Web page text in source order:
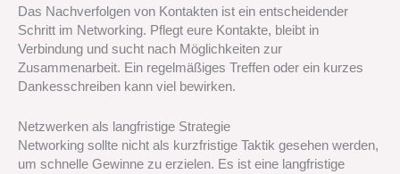
Das Nachverfolgen von Kontakten ist ein entscheidender
Schritt im Networking. Pflegt eure Kontakte, bleibt in
Verbindung und sucht nach Möglichkeiten zur
Zusammenarbeit. Ein regelmäßiges Treffen oder ein kurzes
Dankesschreiben kann viel bewirken.
Netzwerken als langfristige Strategie
Networking sollte nicht als kurzfristige Taktik gesehen werden,
um schnelle Gewinne zu erzielen. Es ist eine langfristige